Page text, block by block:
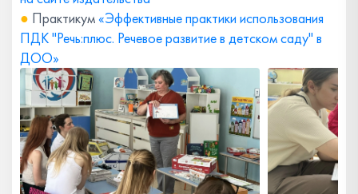
● Практикум «Эффективные практики использования
ПДК "Речь:плюс. Речевое развитие в детском саду" в
ДОО»